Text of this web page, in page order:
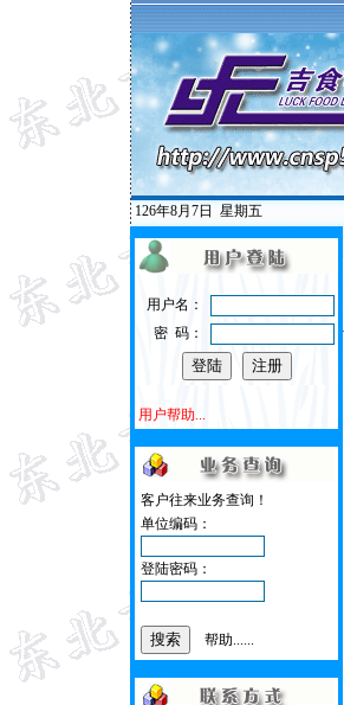
126年8月7日 星期五
用户名：
密 码：
用户帮助...
客户往来业务查询！
单位编码：
登陆密码：
帮助......